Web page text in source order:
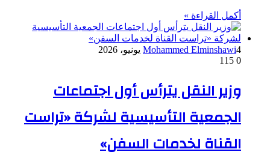
أكمل القراءة »
Mohammed Elminshawi4 يونيو، 2026
0
وزير النقل يترأس أول اجتماعات
الجمعية التأسيسية لشركة «تراست
القناة لخدمات السفن»